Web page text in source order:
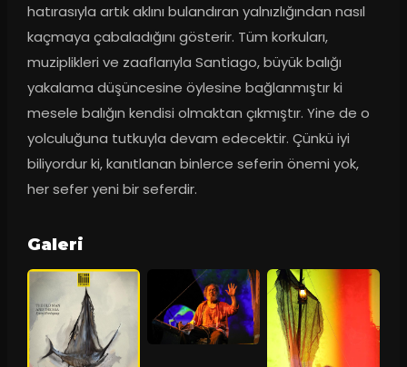
hatırasıyla artık aklını bulandıran yalnızlığından nasıl
kaçmaya çabaladığını gösterir. Tüm korkuları,
muziplikleri ve zaaflarıyla Santiago, büyük balığı
yakalama düşüncesine öylesine bağlanmıştır ki
mesele balığın kendisi olmaktan çıkmıştır. Yine de o
yolculuğuna tutkuyla devam edecektir. Çünkü iyi
biliyordur ki, kanıtlanan binlerce seferin önemi yok,
her sefer yeni bir seferdir.
Galeri